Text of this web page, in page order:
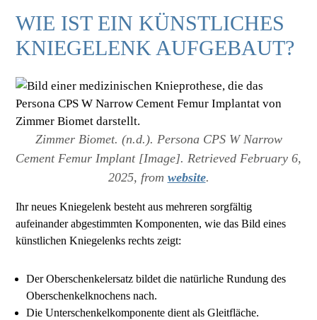
WIE IST EIN KÜNSTLICHES
KNIEGELENK AUFGEBAUT?
Zimmer Biomet. (n.d.). Persona CPS W Narrow
Cement Femur Implant [Image]. Retrieved February 6,
2025, from website.
Ihr neues Kniegelenk besteht aus mehreren sorgfältig
aufeinander abgestimmten Komponenten, wie das Bild eines
künstlichen Kniegelenks rechts zeigt:
Der Oberschenkelersatz bildet die natürliche Rundung des
Oberschenkelknochens nach.
Die Unterschenkelkomponente dient als Gleitfläche.